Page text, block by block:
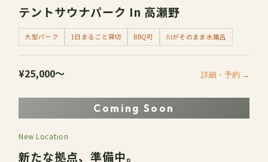
テントサウナパーク In 高瀬野
大型パーク 1日まるごと貸切 BBQ可 川がそのまま水風呂
¥25,000〜 詳細・予約 →
Coming Soon
New Location
新たな拠点、準備中。